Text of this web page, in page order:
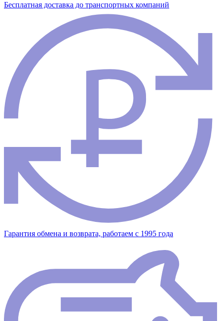
Бесплатная доставка до транспортных компаний
Гарантия обмена и возврата, работаем с 1995 года